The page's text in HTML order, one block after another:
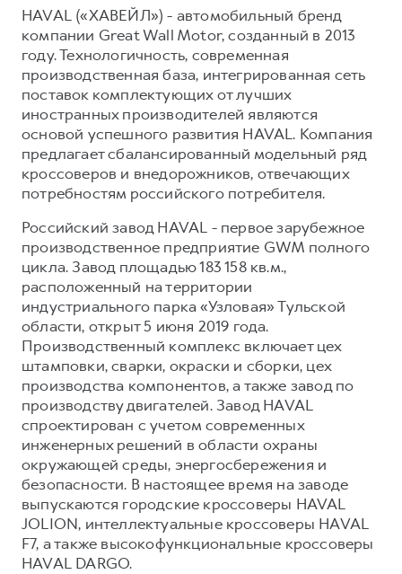
HAVAL («ХАВЕЙЛ») - автомобильный бренд
компании Great Wall Motor, созданный в 2013
году. Технологичность, современная
производственная база, интегрированная сеть
поставок комплектующих от лучших
иностранных производителей являются
основой успешного развития HAVAL. Компания
предлагает сбалансированный модельный ряд
кроссоверов и внедорожников, отвечающих
потребностям российского потребителя.
Российский завод HAVAL - первое зарубежное
производственное предприятие GWM полного
цикла. Завод площадью 183 158 кв.м.,
расположенный на территории
индустриального парка «Узловая» Тульской
области, открыт 5 июня 2019 года.
Производственный комплекс включает цех
штамповки, сварки, окраски и сборки, цех
производства компонентов, а также завод по
производству двигателей. Завод HAVAL
спроектирован с учетом современных
инженерных решений в области охраны
окружающей среды, энергосбережения и
безопасности. В настоящее время на заводе
выпускаются городские кроссоверы HAVAL
JOLION, интеллектуальные кроссоверы HAVAL
F7, а также высокофункциональные кроссоверы
HAVAL DARGO.